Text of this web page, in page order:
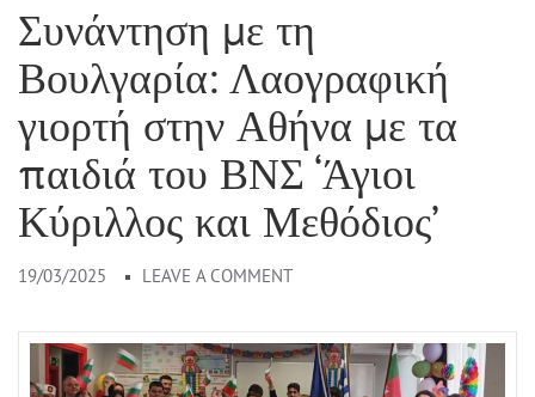
Συνάντηση με τη
Βουλγαρία: Λαογραφική
γιορτή στην Αθήνα με τα
παιδιά του ΒΝΣ ‘Άγιοι
Κύριλλος και Μεθόδιος’
19/03/2025 LEAVE A COMMENT